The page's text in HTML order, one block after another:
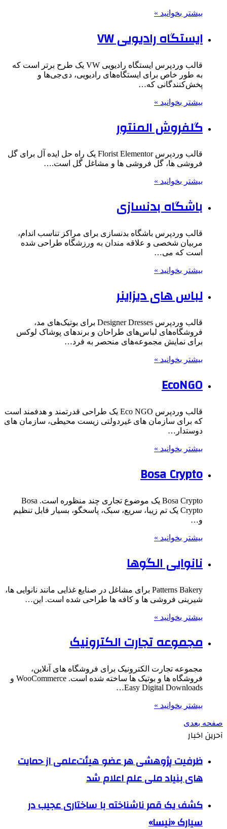
بیشتر بخوانید »
ایستگاه رادیویی VW
قالب وردپرس ایستگاه رادیویی VW یک طرح برتر است که
به طور خاص برای ایستگاه‌های رادیویی، دی‌جی‌ها و
پخش‌کنندگانی که…
بیشتر بخوانید »
گلفروش المنتور
قالب وردپرس Florist Elementor یک راه حل ایده آل برای گل
فروشی ها، گل فروشی ها و مشاغل گل است.…
بیشتر بخوانید »
باشگاه بدنسازی
قالب وردپرس باشگاه بدنسازی برای مراکز تناسب اندام،
مربیان شخصی و علاقه مندان به ورزشگاه طراحی شده
است که می…
بیشتر بخوانید »
لباس های دیزاینر
قالب وردپرس Designer Dresses برای بوتیک‌های مد،
فروشگاه‌های لباس‌های طراحان و برندهای پوشاک لوکس
برای نمایش مجموعه‌های منحصر به فرد…
بیشتر بخوانید »
EcoNGO
قالب وردپرس Eco NGO یک طراحی قدرتمند و هدفمند است
که برای سازمان های غیردولتی زیست محیطی، سازمان های
دوستدار…
بیشتر بخوانید »
Bosa Crypto
Bosa Crypto یک موضوع تجاری چند منظوره است. Bosa
Crypto یک تم زیبا، سریع، سبک، پاسخگو، بسیار قابل تنظیم
و…
بیشتر بخوانید »
نانوایی الگوها
Patterns Bakery برای مشاغل در صنایع غذایی مانند نانوایی ها،
شیرینی فروشی ها و کافه ها طراحی شده است. این…
بیشتر بخوانید »
مجموعه تجارت الکترونیک
مجموعه تجارت الکترونیک برای فروشگاه های آنلاین،
فروشگاه ها و بوتیک ها ساخته شده است. WooCommerce و
Easy Digital Downloads…
بیشتر بخوانید »
صفحه بعدی
آحرین اخبار
ظرفیت پژوهشی هر عضو هیئت‌علمی از حمایت
های بنیاد ملی علم اعلام شد
کشف یک قمر ناشناخته با ساختاری عجیب در
سیارک «نیسا»